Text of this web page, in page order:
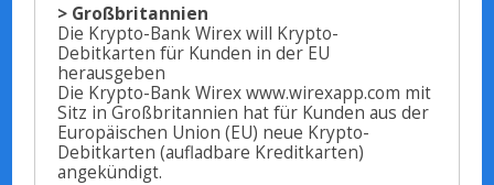
> Großbritannien
Die Krypto-Bank Wirex will Krypto-
Debitkarten für Kunden in der EU
herausgeben
Die Krypto-Bank Wirex www.wirexapp.com mit
Sitz in Großbritannien hat für Kunden aus der
Europäischen Union (EU) neue Krypto-
Debitkarten (aufladbare Kreditkarten)
angekündigt.